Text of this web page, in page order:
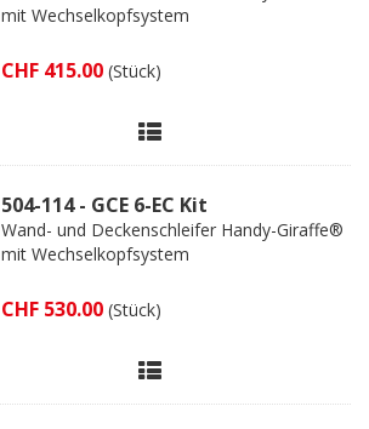
mit Wechselkopfsystem
CHF 415.00 (Stück)
504-114 - GCE 6-EC Kit
Wand- und Deckenschleifer Handy-Giraffe®
mit Wechselkopfsystem
CHF 530.00 (Stück)